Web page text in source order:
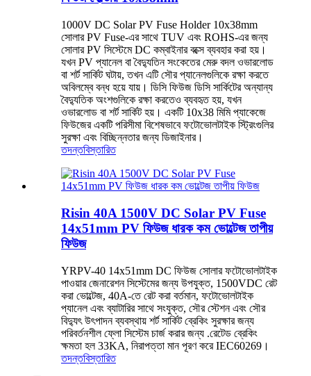
1000V DC Solar PV Fuse Holder 10x38mm
সোলার PV Fuse-এর সাথে TUV এবং ROHS-এর জন্য
সোলার PV সিস্টেমে DC কম্বাইনার বক্সে ব্যবহার করা হয়।
যখন PV প্যানেল বা বৈদ্যুতিন সংকেতের মেরু বদল ওভারলোড
বা শর্ট সার্কিট ঘটায়, তখন এটি সৌর প্যানেলগুলিকে রক্ষা করতে
অবিলম্বে বন্ধ হয়ে যায়। ডিসি ফিউজ ডিসি সার্কিটের অন্যান্য
বৈদ্যুতিক অংশগুলিকে রক্ষা করতেও ব্যবহৃত হয়, যখন
ওভারলোড বা শর্ট সার্কিট হয়। একটি 10x38 মিমি প্যাকেজে
ফিউজের একটি পরিসীমা বিশেষভাবে ফটোভোলটাইক স্ট্রিংগুলির
সুরক্ষা এবং বিচ্ছিন্নতার জন্য ডিজাইনার।
তদন্তবিস্তারিত
Risin 40A 1500V DC Solar PV Fuse
14x51mm PV ফিউজ ধারক কম ভোল্টেজ তাপীয়
ফিউজ
YRPV-40 14x51mm DC ফিউজ সোলার ফটোভোলটাইক
পাওয়ার জেনারেশন সিস্টেমের জন্য উপযুক্ত, 1500VDC রেট
করা ভোল্টেজ, 40A-তে রেট করা বর্তমান, ফটোভোলটাইক
প্যানেল এবং ব্যাটারির সাথে সংযুক্ত, সৌর স্টেশন এবং সৌর
বিদ্যুৎ উৎপাদন ব্যবস্থায় শর্ট সার্কিট ব্রেকিং সুরক্ষার জন্য
পরিবর্তনশীল ফ্লো সিস্টেম চার্জ করার জন্য .রেটেড ব্রেকিং
ক্ষমতা হল 33KA, নিরাপত্তা মান পূরণ করে IEC60269।
তদন্তবিস্তারিত